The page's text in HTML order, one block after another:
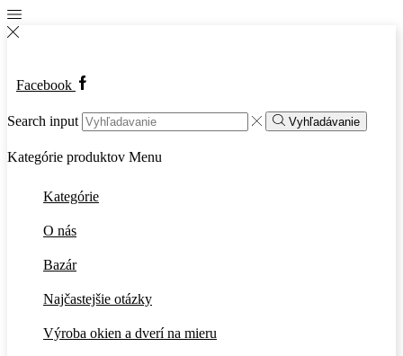
Facebook
Search input Vyhľadávanie
Kategórie produktov Menu
Kategórie
O nás
Bazár
Najčastejšie otázky
Výroba okien a dverí na mieru